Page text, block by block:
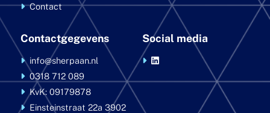
Contact
Contactgegevens
info@sherpaan.nl
0318 712 089
KvK: 09179878
Einsteinstraat 22a3902
Social media